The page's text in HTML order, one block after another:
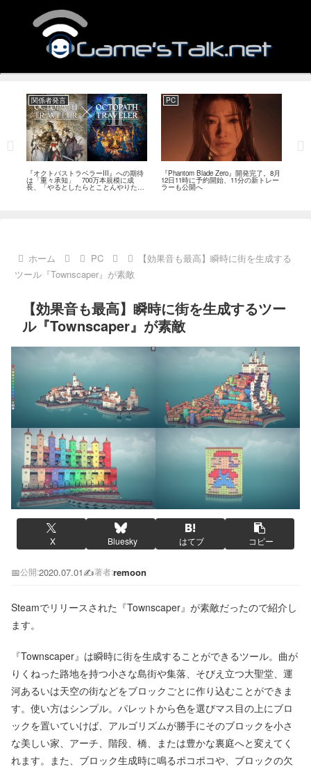
関係者発言
『オクトパストラベラーIII』への期待
は「重々承知」 700万本規模に成
長、「やるとしたらとことんやりた
い」と浅野智也氏
PC
『Phantom Blade Zero』開発完了。8月
12日11時に予約開始、11分の新トレー
ラーも公開へ
ホーム PC
【効果音も最高】瞬時に街を生成する
ツール『Townscaper』が素敵
【効果音も最高】瞬時に街を生成するツー
ル『Townscaper』が素敵
X Bluesky はてブ コピー
📅公開:2020.07.01✍️著者:remoon
Steamでリリースされた『Townscaper』が素敵だったので紹介し
ます。
『Townscaper』は瞬時に街を生成することができるツール。曲が
りくねった路地を持つ小さな島街や集落、そびえ立つ大聖堂、運
河あるいは天空の街などをブロックごとに作り込むことができま
す。使い方はシンプル。パレットから色を選びマス目の上にブロ
ックを置いていけば、アルゴリズムが勝手にそのブロックを小さ
な美しい家、アーチ、階段、橋、または豊かな裏庭へと変えてく
れます。また、ブロック生成時に鳴るポコポコや、ブロックの欠